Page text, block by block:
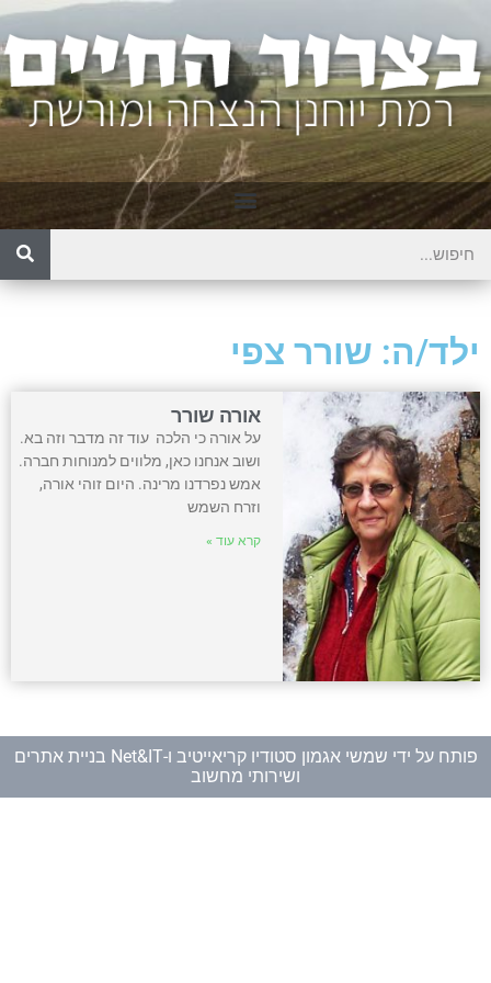
ילד/ה: שורר צפי
אורה שורר
על אורה כי הלכה עוד זה מדבר וזה בא.
ושוב אנחנו כאן, מלווים למנוחות חברה.
אמש נפרדנו מרינה. היום זוהי אורה,
וזרח השמש
קרא עוד »
פותח על ידי שמשי אגמון סטודיו קריאייטיב ו-
Net&IT בניית אתרים
ושירותי מחשוב